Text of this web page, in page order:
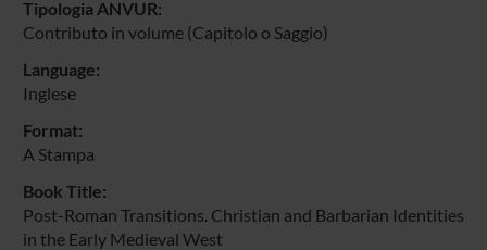
Tipologia ANVUR:
Contributo in volume (Capitolo o Saggio)
Language:
Inglese
Format:
A Stampa
Book Title:
Post-Roman Transitions. Christian and Barbarian Identities
in the Early Medieval West